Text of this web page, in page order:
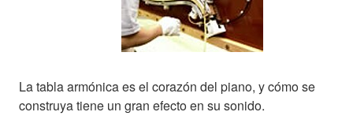
La tabla armónica es el corazón del piano, y cómo se
construya tiene un gran efecto en su sonido.